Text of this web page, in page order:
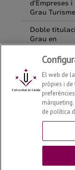
Departament
Contactar
El web de
pròpies i
de política